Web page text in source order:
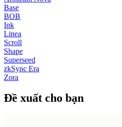
Base
BOB
Ink
Linea
Scroll
Shape
Superseed
zkSync Era
Zora
Đề xuất cho bạn